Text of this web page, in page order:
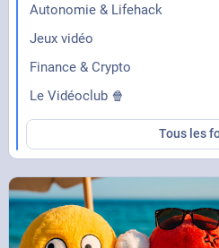
Autonomie & Lifehack
Jeux vidéo
Finance & Crypto
Le Vidéoclub 🍿
Tous les